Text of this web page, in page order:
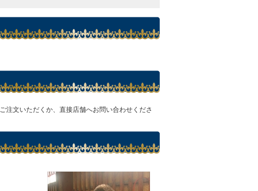
注文いただくか、直接店舗へお問い合わせくださ